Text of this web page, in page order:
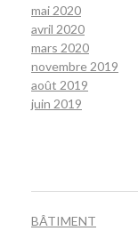
mai 2020
avril 2020
mars 2020
novembre 2019
août 2019
juin 2019
BÂTIMENT